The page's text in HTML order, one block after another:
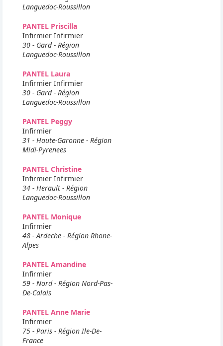
Languedoc-Roussillon
PANTEL Priscilla
Infirmier Infirmier
30 - Gard - Région
Languedoc-Roussillon
PANTEL Laura
Infirmier Infirmier
30 - Gard - Région
Languedoc-Roussillon
PANTEL Peggy
Infirmier
31 - Haute-Garonne - Région
Midi-Pyrenees
PANTEL Christine
Infirmier Infirmier
34 - Herault - Région
Languedoc-Roussillon
PANTEL Monique
Infirmier
48 - Ardeche - Région Rhone-
Alpes
PANTEL Amandine
Infirmier
59 - Nord - Région Nord-Pas-
De-Calais
PANTEL Anne Marie
Infirmier
75 - Paris - Région Ile-De-
France